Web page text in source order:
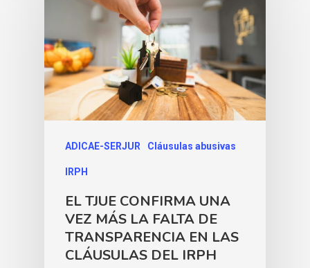
ADICAE-SERJUR Cláusulas abusivas
IRPH
EL TJUE CONFIRMA UNA
VEZ MÁS LA FALTA DE
TRANSPARENCIA EN LAS
CLÁUSULAS DEL IRPH